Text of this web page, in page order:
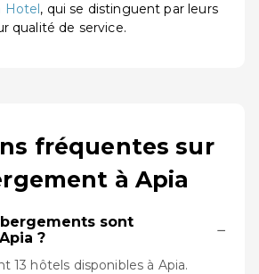
Hotel, qui se distinguent par leurs
qualité de service.
fréquentes sur
à Apia
sont
?
−
13 hôtels disponibles à Apia.